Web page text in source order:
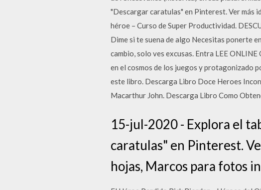
"Descargar caratulas" en Pinterest. Ver más
héroe – Curso de Super Productividad.
Dime si te suena de algo Necesitas ponerte
cambio, solo ves excusas. Entra LEE
en el cosmos de los juegos y protagonizado
este libro. Descarga Libro Doce Heroes
Macarthur John. Descarga Libro Como
15-jul-2020 - Explora el
caratulas" en Pinterest.
hojas, Marcos para fotos